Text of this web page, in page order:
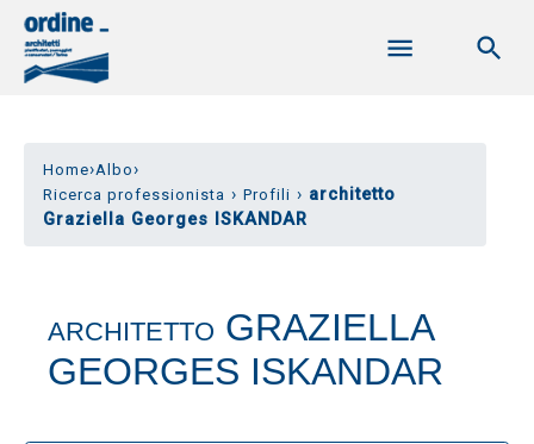
Home›Albo›
Ricerca professionista › Profili › architetto
Graziella Georges ISKANDAR
ARCHITETTO GRAZIELLA
GEORGES ISKANDAR